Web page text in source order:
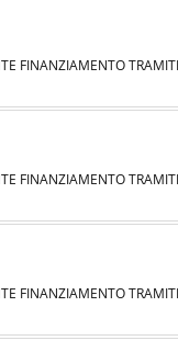
FINANZIAMENTO
FINANZIAMENTO
FINANZIAMENTO